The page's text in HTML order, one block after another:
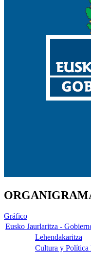
Gráfico
Eusko Jaurlaritza -
Lehendakaritza
Cultura y Política